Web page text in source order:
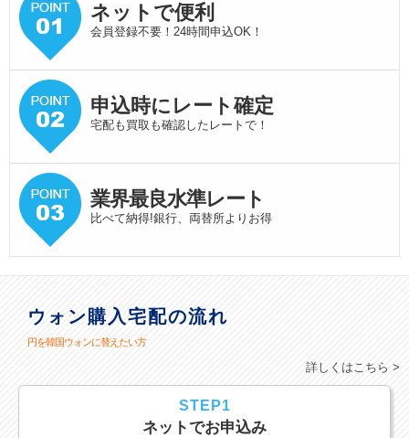
ネットで便利
会員登録不要！24時間申込OK！
申込時にレート確定
宅配も買取も確認したレートで！
業界最良水準レート
比べて納得!銀行、両替所よりお得
ウォン購入宅配の流れ
円を韓国ウォンに替えたい方
詳しくはこちら >
STEP1
ネットでお申込み